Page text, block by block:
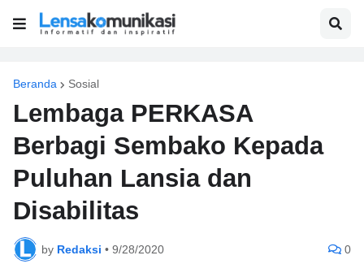
Beranda Sosial
Lembaga PERKASA
Berbagi Sembako Kepada
Puluhan Lansia dan
Disabilitas
by Redaksi • 9/28/2020 0